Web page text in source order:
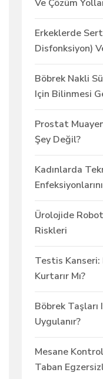
Ve Çözüm
Erkeklerde
Disfonksiyon)
Böbrek Nakli
Için Bilinmesi
Prostat
Şey Değil?
Kadınlarda
Ürolojide
Riskleri
Testis
Kurtarır Mı?
Böbrek Taşları
Uygulanır?
Mesane
Taban